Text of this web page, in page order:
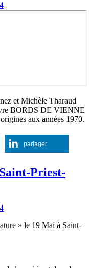
et Michèle Tharaud
BORDS DE VIENNE
aux années 1970.
partager
Priest-
» le 19 Mai à Saint-